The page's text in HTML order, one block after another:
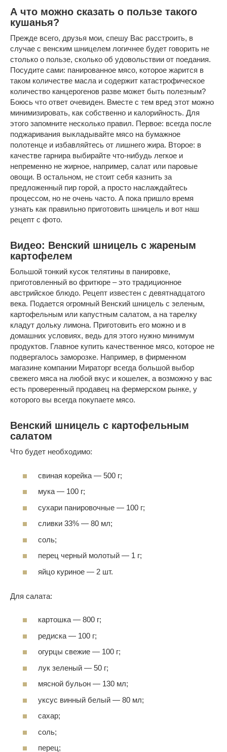
А что можно сказать о пользе такого
кушанья?
Прежде всего, друзья мои, спешу Вас расстроить, в
случае с венским шницелем логичнее будет говорить не
столько о пользе, сколько об удовольствии от поедания.
Посудите сами: панированное мясо, которое жарится в
таком количестве масла и содержит катастрофическое
количество канцерогенов разве может быть полезным?
Боюсь что ответ очевиден. Вместе с тем вред этот можно
минимизировать, как собственно и калорийность. Для
этого запомните несколько правил. Первое: всегда после
поджаривания выкладывайте мясо на бумажное
полотенце и избавляйтесь от лишнего жира. Второе: в
качестве гарнира выбирайте что-нибудь легкое и
непременно не жирное, например, салат или паровые
овощи. В остальном, не стоит себя казнить за
предложенный пир горой, а просто наслаждайтесь
процессом, но не очень часто. А пока пришло время
узнать как правильно приготовить шницель и вот наш
рецепт с фото.
Видео: Венский шницель с жареным
картофелем
Большой тонкий кусок телятины в панировке,
приготовленный во фритюре – это традиционное
австрийское блюдо. Рецепт известен с девятнадцатого
века. Подается огромный Венский шницель с зеленым,
картофельным или капустным салатом, а на тарелку
кладут дольку лимона. Приготовить его можно и в
домашних условиях, ведь для этого нужно минимум
продуктов. Главное купить качественное мясо, которое не
подвергалось заморозке. Например, в фирменном
магазине компании Мираторг всегда большой выбор
свежего мяса на любой вкус и кошелек, а возможно у вас
есть проверенный продавец на фермерском рынке, у
которого вы всегда покупаете мясо.
Венский шницель с картофельным
салатом
Что будет необходимо:
свиная корейка — 500 г;
мука — 100 г;
сухари панировочные — 100 г;
сливки 33% — 80 мл;
соль;
перец черный молотый — 1 г;
яйцо куриное — 2 шт.
Для салата:
картошка — 800 г;
редиска — 100 г;
огурцы свежие — 100 г;
лук зеленый — 50 г;
мясной бульон — 130 мл;
уксус винный белый — 80 мл;
сахар;
соль;
перец;